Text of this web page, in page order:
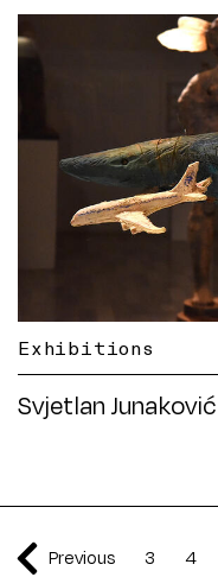
Exhibitions
Svjetlan
Previous 3 4